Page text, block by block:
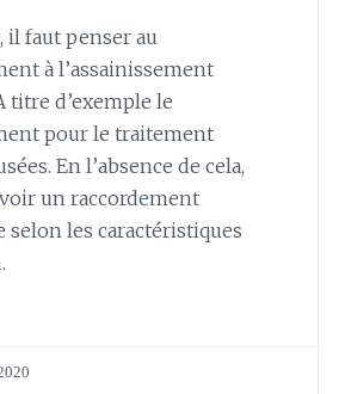
il faut penser au
à l’assainissement
titre d’exemple le
pour le traitement
En l’absence de cela,
un raccordement
selon les caractéristiques